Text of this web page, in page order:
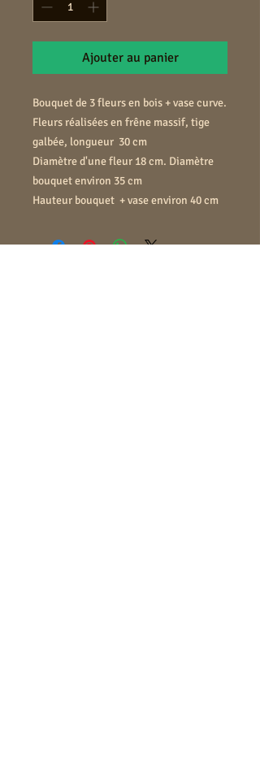
Ajouter au panier
Bouquet de 3 fleurs en bois + vase curve.
Fleurs réalisées en frêne massif, tige
galbée, longueur 30 cm
Diamètre d'une fleur 18 cm. Diamètre
bouquet environ 35 cm
Hauteur bouquet + vase environ 40 cm